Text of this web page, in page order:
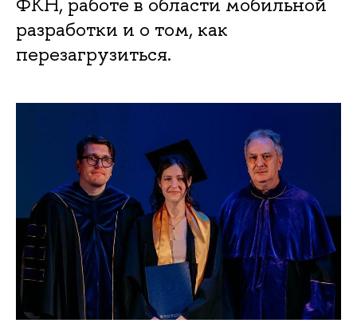
разработки и о том, как
перезагрузиться.